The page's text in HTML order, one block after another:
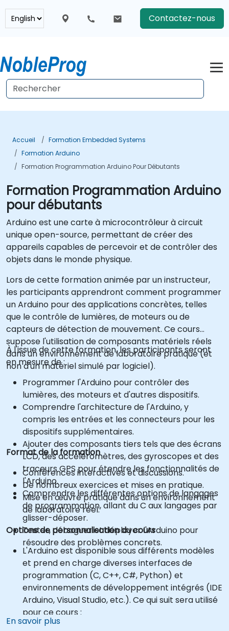
Contactez-nous
Accueil
Formation Embedded Systems
Formation Arduino
Formation Programmation Arduino Pour Débutants
Formation Programmation Arduino
pour débutants
Arduino est une carte à microcontrôleur à circuit
unique open-source, permettant de créer des
appareils capables de percevoir et de contrôler des
objets dans le monde physique.
Lors de cette formation animée par un instructeur,
les participants apprendront comment programmer
un Arduino pour des applications concrètes, telles
que le contrôle de lumières, de moteurs ou de
capteurs de détection de mouvement. Ce cours
suppose l'utilisation de composants matériels réels
dans un environnement de laboratoire pratique (et
non d'un matériel simulé par logiciel).
À l'issue de cette formation, les participants seront
en mesure de :
Programmer l'Arduino pour contrôler des
lumières, des moteurs et d'autres dispositifs.
Comprendre l'architecture de l'Arduino, y
compris les entrées et les connecteurs pour les
dispositifs supplémentaires.
Ajouter des composants tiers tels que des écrans
LCD, des accéléromètres, des gyroscopes et des
traceurs GPS pour étendre les fonctionnalités de
l'Arduino.
Comprendre les différentes options de langages
de programmation, allant du C aux langages par
glisser-déposer.
Tester, déboguer et déployer l'Arduino pour
résoudre des problèmes concrets.
Format de la formation
Conférences interactives et discussions.
De nombreux exercices et mises en pratique.
Mise en œuvre pratique dans un environnement
de laboratoire réel.
Options de personnalisation du cours
L'Arduino est disponible sous différents modèles
et prend en charge diverses interfaces de
programmation (C, C++, C#, Python) et
environnements de développement intégrés (IDE
Arduino, Visual Studio, etc.). Ce qui suit sera utilisé
pour ce cours :
Carte Arduino Uno
En savoir plus